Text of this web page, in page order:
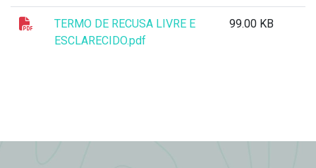
TERMO DE RECUSA LIVRE E
ESCLARECIDO.pdf
99.00 KB